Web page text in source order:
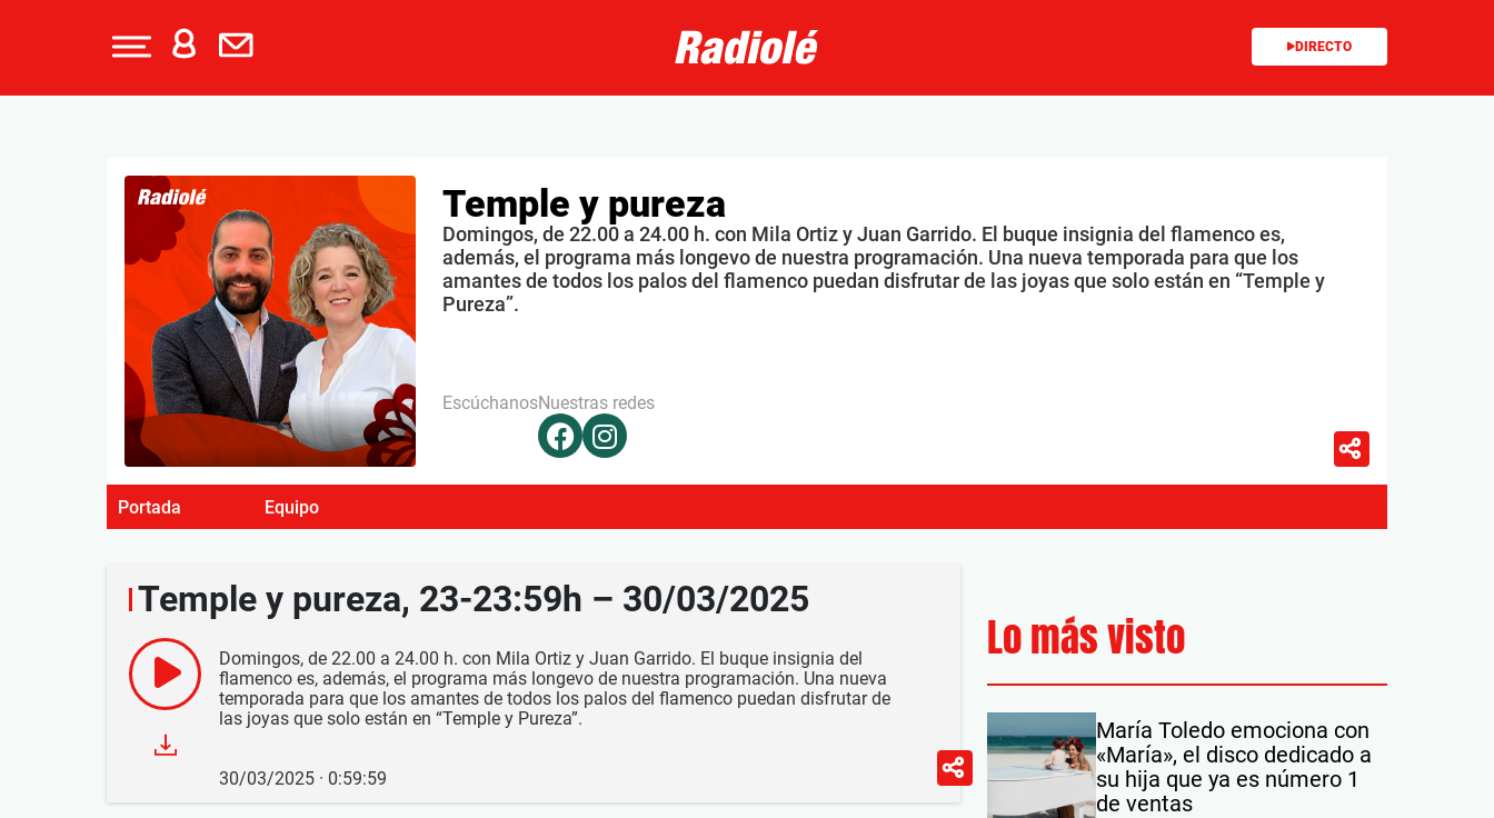
DIRECTO
Temple y pureza
Domingos, de 22.00 a 24.00 h. con Mila Ortiz y Juan Garrido. El buque insignia del flamenco es,
además, el programa más longevo de nuestra programación. Una nueva temporada para que los
amantes de todos los palos del flamenco puedan disfrutar de las joyas que solo están en “Temple y
Pureza”.
EscúchanosNuestras redes
Portada Equipo
Temple y pureza, 23-23:59h – 30/03/2025
Domingos, de 22.00 a 24.00 h. con Mila Ortiz y Juan Garrido. El buque insignia del
flamenco es, además, el programa más longevo de nuestra programación. Una nueva
temporada para que los amantes de todos los palos del flamenco puedan disfrutar de
las joyas que solo están en “Temple y Pureza”.
30/03/2025 · 0:59:59
Lo más visto
María Toledo emociona con
«María», el disco dedicado a
su hija que ya es número 1
de ventas